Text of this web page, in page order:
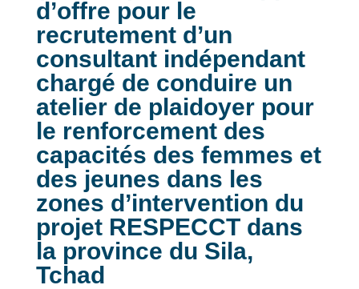
d’offre pour le
recrutement d’un
consultant indépendant
chargé de conduire un
atelier de plaidoyer pour
le renforcement des
capacités des femmes et
des jeunes dans les
zones d’intervention du
projet RESPECCT dans
la province du Sila,
Tchad